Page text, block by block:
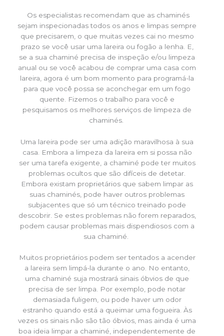
Os especialistas recomendam que as chaminés
sejam inspecionadas todos os anos e limpas sempre
que precisarem, o que muitas vezes cai no mesmo
prazo se você usar uma lareira ou fogão a lenha. E,
se a sua chaminé precisa de inspeção e/ou limpeza
anual ou se você acabou de comprar uma casa com
lareira, agora é um bom momento para programá-la
para que você possa se aconchegar em um fogo
quente. Fizemos o trabalho para você e
pesquisamos os melhores serviços de limpeza de
chaminés.
Uma lareira pode ser uma adição maravilhosa à sua
casa. Embora a limpeza da lareira em si possa não
ser uma tarefa exigente, a chaminé pode ter muitos
problemas ocultos que são difíceis de detetar.
Embora existam proprietários que sabem limpar as
suas chaminés, pode haver outros problemas
subjacentes que só um técnico treinado pode
descobrir. Se estes problemas não forem reparados,
podem causar problemas mais dispendiosos com a
sua chaminé.
Muitos proprietários podem ser tentados a acender
a lareira sem limpá-la durante o ano. No entanto,
uma chaminé suja mostrará sinais óbvios de que
precisa de ser limpa. Por exemplo, pode notar
demasiada fuligem, ou pode haver um odor
estranho quando está a queimar uma fogueira. Às
vezes os sinais não são tão óbvios, mas ainda é uma
boa ideia limpar a chaminé, independentemente de